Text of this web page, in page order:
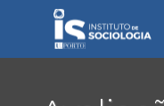
conteúdo